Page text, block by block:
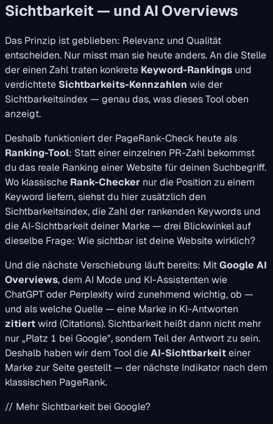
Sichtbarkeit — und AI Overviews
Das Prinzip ist geblieben: Relevanz und Qualität
entscheiden. Nur misst man sie heute anders. An die Stelle
der einen Zahl traten konkrete Keyword-Rankings und
verdichtete Sichtbarkeits-Kennzahlen wie der
Sichtbarkeitsindex — genau das, was dieses Tool oben
anzeigt.
Deshalb funktioniert der PageRank-Check heute als
Ranking-Tool: Statt einer einzelnen PR-Zahl bekommst
du das reale Ranking einer Website für deinen Suchbegriff.
Wo klassische Rank-Checker nur die Position zu einem
Keyword liefern, siehst du hier zusätzlich den
Sichtbarkeitsindex, die Zahl der rankenden Keywords und
die AI-Sichtbarkeit deiner Marke — drei Blickwinkel auf
dieselbe Frage: Wie sichtbar ist deine Website wirklich?
Und die nächste Verschiebung läuft bereits: MitGoogle AI
Overviews, dem AI Mode und KI-Assistenten wie
ChatGPT oder Perplexity wird zunehmend wichtig, ob —
und als welche Quelle — eine Marke in KI-Antworten
zitiertwird (Citations). Sichtbarkeit heißt dann nicht mehr
nur „Platz 1 bei Google", sondern Teil der Antwort zu sein.
Deshalb haben wir dem Tool dieAI-Sichtbarkeiteiner
Marke zur Seite gestellt — der nächste Indikator nach dem
klassischen PageRank.
// Mehr Sichtbarkeit bei Google?